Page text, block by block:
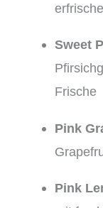
Sweet
Frische
Pink
Pink